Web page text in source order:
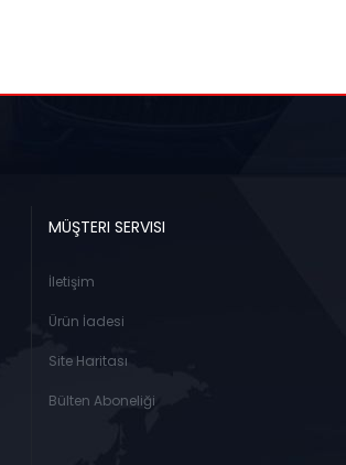
MÜŞTERI SERVISI
İletişim
Ürün İadesi
Site Haritası
Bülten Aboneliği